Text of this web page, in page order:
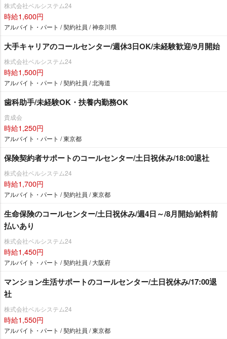
株式会社ベルシステム24
時給1,600円
アルバイト・パート / 契約社員 / 神奈川県
大手キャリアのコールセンター/週休3日OK/未経験歓迎/9月開始
株式会社ベルシステム24
時給1,500円
アルバイト・パート / 契約社員 / 北海道
歯科助手/未経験OK・扶養内勤務OK
貴成会
時給1,250円
アルバイト・パート / 東京都
保険契約者サポートのコールセンター/土日祝休み/18:00退社
株式会社ベルシステム24
時給1,700円
アルバイト・パート / 契約社員 / 東京都
生命保険のコールセンター/土日祝休み/週4日～/8月開始/給料前
払いあり
株式会社ベルシステム24
時給1,450円
アルバイト・パート / 契約社員 / 大阪府
マンション生活サポートのコールセンター/土日祝休み/17:00退
社
株式会社ベルシステム24
時給1,550円
アルバイト・パート / 契約社員 / 東京都